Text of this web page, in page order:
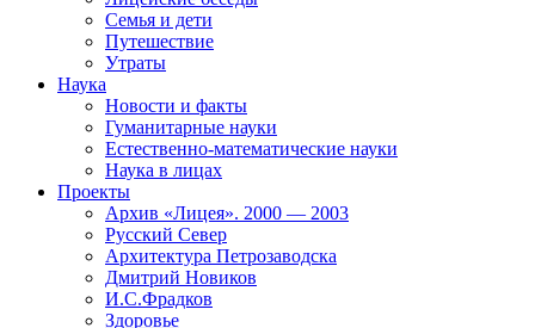
Семья и дети
Путешествие
Утраты
Наука
Новости и факты
Гуманитарные науки
Естественно-математические науки
Наука в лицах
Проекты
Архив «Лицея». 2000 — 2003
Русский Север
Архитектура Петрозаводска
Дмитрий Новиков
И.С.Фрадков
Здоровье